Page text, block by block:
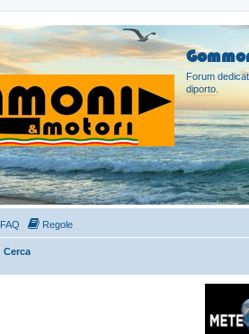
Forum
diporto.
FAQ Regole
Cerca